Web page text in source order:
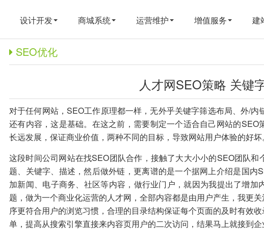
设计开发 商城系统 运营维护 增值服务 建
SEO优化
人才网SEO策略 关键
对于任何网站，SEO工作原理都一样，无外乎关键字筛选布局、外/内
还有内容，这是基础。在这之前，需要制定一个适合自己网站的
长远发展，保证商业价值，两种不同的目标，导致网站用户体验的好坏。
这段时间公司网站在找SEO团队合作，接触了大大小小的SEO团队
题、关键字、描述，然后做外链，更离谱的是一个据网上介绍是国
加新闻、电子商务、社区等内容，做行业门户 ，就因为我提出了增
题，做为一个商业化运营的人才网，全部内容都是由用户产生，我更
序更符合用户的浏览习惯，合理的目录结构保证每个页面的及时有效
单，提高从搜索引擎直接来内容页用户的二次访问，结果马上就接到